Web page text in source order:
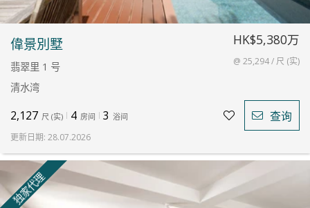
偉景別墅
翡翠里 1 号
清水湾
HK$5,380万
@ 25,294 / 尺 (实)
2,127 尺 (实) 4 房间 3 浴间 查询
更新日期: 28.07.2026
独家代理